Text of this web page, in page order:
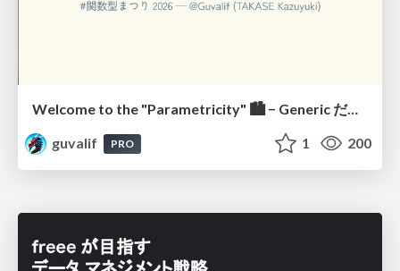
Welcome to the "Parametricity" 🏙️ − Generic だけど Specific な世界 −
guvalif
PRO 1 200